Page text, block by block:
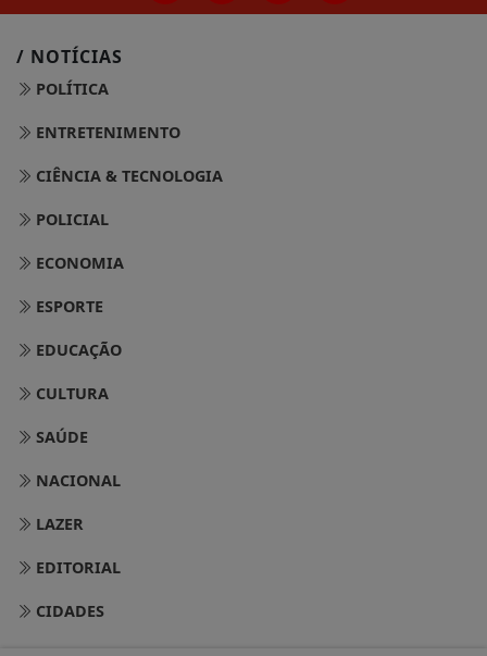
/ NOTÍCIAS
POLÍTICA
ENTRETENIMENTO
CIÊNCIA & TECNOLOGIA
POLICIAL
ECONOMIA
ESPORTE
EDUCAÇÃO
CULTURA
SAÚDE
NACIONAL
LAZER
EDITORIAL
CIDADES